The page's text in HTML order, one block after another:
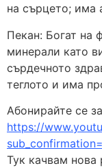
на сърцето; има
Пекан: Богат на
минерали като
сърдечното
теглото и има
Абонирайте се
https://
Тук качвам нова